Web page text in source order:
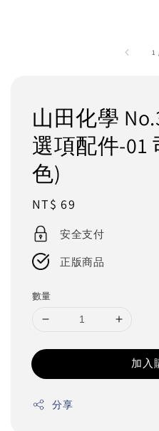
1
山田化學
選項配件-01
色)
Regular
price
NT$ 69
安全支付
正版商品
數量
加入
分享